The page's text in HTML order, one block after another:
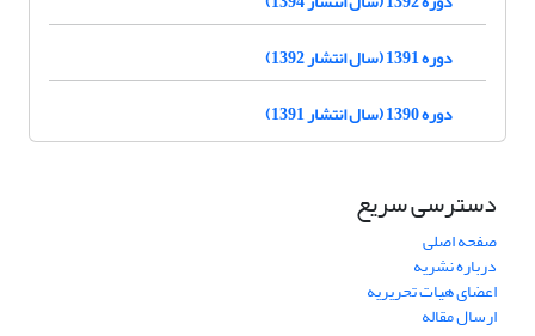
دوره 1391 (سال انتشار 1392)
دوره 1390 (سال انتشار 1391)
دسترسی سریع
صفحه اصلی
درباره نشریه
اعضای هیات تحریریه
ارسال مقاله